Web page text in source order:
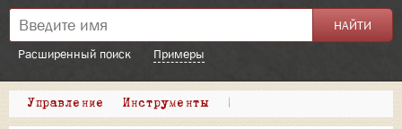
Расширенный поиск Примеры
Управление Инструменты |